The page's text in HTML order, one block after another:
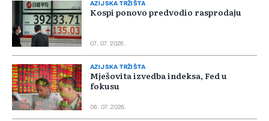
AZIJSKA TRŽIŠTA
Kospi ponovo predvodio rasprodaju
07. 07. 2026.
AZIJSKA TRŽIŠTA
Mješovita izvedba indeksa, Fed u
fokusu
06. 07. 2026.